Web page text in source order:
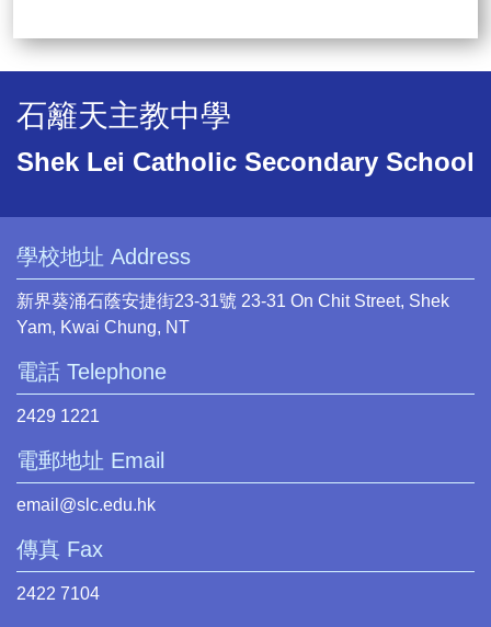
石籬天主教中學
Shek Lei Catholic Secondary School
學校地址 Address
新界葵涌石蔭安捷街23-31號 23-31 On Chit Street, Shek
Yam, Kwai Chung, NT
電話 Telephone
2429 1221
電郵地址 Email
email@slc.edu.hk
傳真 Fax
2422 7104